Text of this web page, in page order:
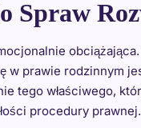
Spraw
w prawie rodzinnym
tego właściwego,
procedury prawnej.